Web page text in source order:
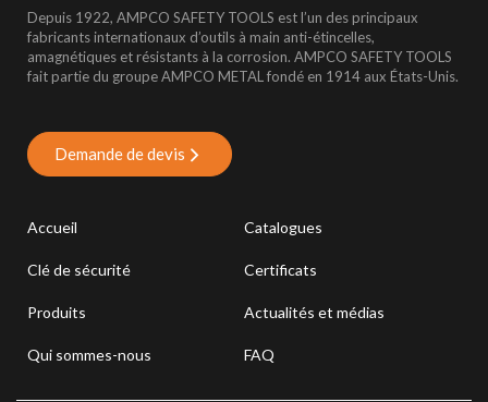
Depuis 1922, AMPCO SAFETY TOOLS est l’un des principaux
fabricants internationaux d’outils à main anti-étincelles,
amagnétiques et résistants à la corrosion. AMPCO SAFETY TOOLS
fait partie du groupe AMPCO METAL fondé en 1914 aux États-Unis.
Demande de devis
Accueil
Clé de sécurité
Produits
Qui sommes-nous
Catalogues
Certificats
Actualités et médias
FAQ